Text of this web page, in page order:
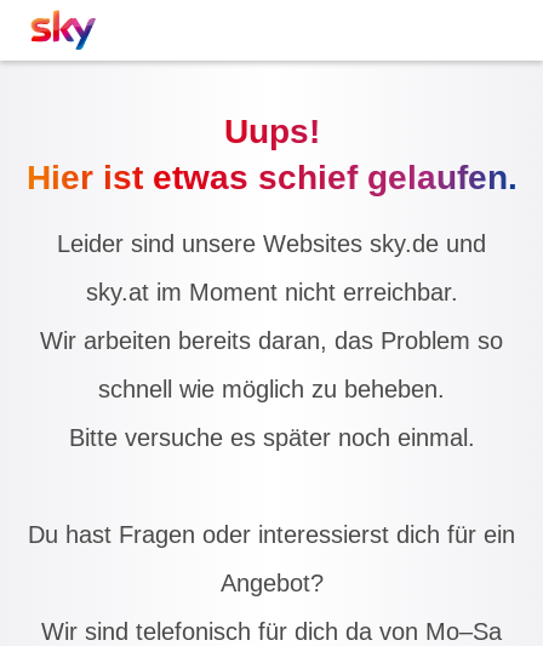
Uups!
Hier ist etwas schief gelaufen.
Leider sind unsere Websites sky.de und
sky.at im Moment nicht erreichbar.
Wir arbeiten bereits daran, das Problem so
schnell wie möglich zu beheben.
Bitte versuche es später noch einmal.
Du hast Fragen oder interessierst dich für ein
Angebot?
Wir sind telefonisch für dich da von Mo–Sa